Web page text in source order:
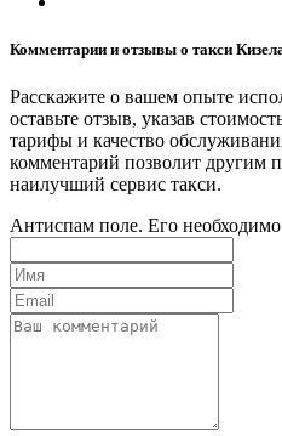
Комментарии и отзывы о такси
Расскажите о вашем опыте
оставьте отзыв, указав
тарифы и качество
комментарий позволит другим
наилучший сервис такси.
Антиспам поле. Его необходимо